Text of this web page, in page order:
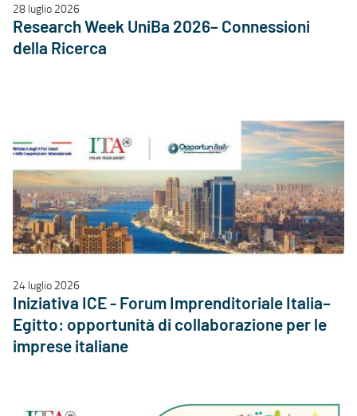
28 luglio 2026
Research Week UniBa 2026– Connessioni
della Ricerca
24 luglio 2026
Iniziativa ICE - Forum Imprenditoriale Italia–
Egitto: opportunità di collaborazione per le
imprese italiane